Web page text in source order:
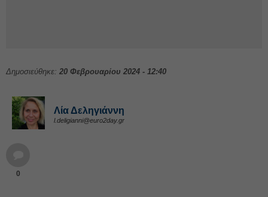
Δημοσιεύθηκε: 20 Φεβρουαρίου 2024 - 12:40
Λία Δεληγιάννη
l.deligianni@euro2day.gr
0